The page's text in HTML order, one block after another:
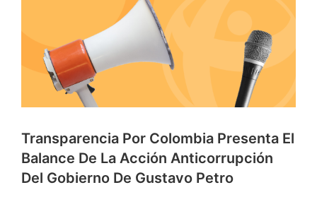
Transparencia Por Colombia Presenta El
Balance De La Acción Anticorrupción
Del Gobierno De Gustavo Petro